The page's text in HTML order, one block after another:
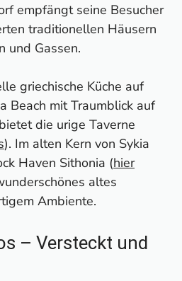
empfängt seine Besucher
traditionellen Häusern
und Gassen.
griechische Küche auf
Beach mit Traumblick auf
die urige Taverne
). Im alten Kern von Sykia
Haven Sithonia (hier
altes
Ambiente.
– Versteckt und